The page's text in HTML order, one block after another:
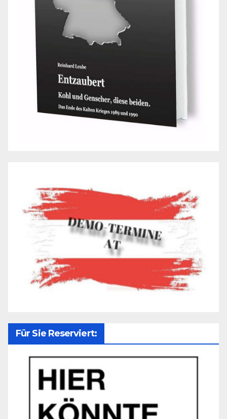
Für Sie Reserviert: